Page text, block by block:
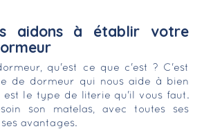
aidons à établir votre
qu'est ce que c'est ? C'est
de dormeur qui nous aide à bien
est le type de literie qu'il vous faut.
son matelas, avec toutes ses
avantages.